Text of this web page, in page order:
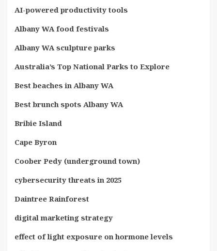
AI-powered productivity tools
Albany WA food festivals
Albany WA sculpture parks
Australia’s Top National Parks to Explore
Best beaches in Albany WA
Best brunch spots Albany WA
Bribie Island
Cape Byron
Coober Pedy (underground town)
cybersecurity threats in 2025
Daintree Rainforest
digital marketing strategy
effect of light exposure on hormone levels